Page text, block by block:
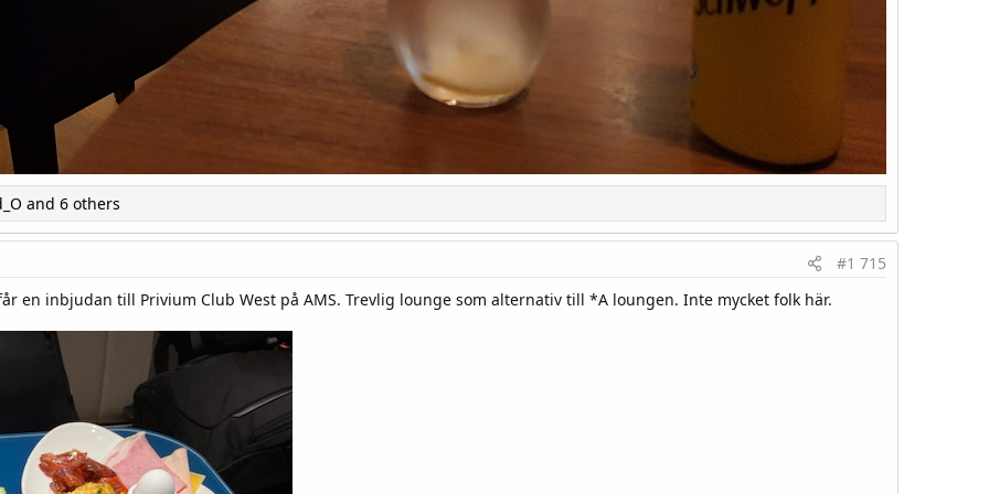
and 6 others
#1 715
en inbjudan till Privium Club West på AMS. Trevlig lounge som alternativ till *A loungen. Inte mycket folk här.